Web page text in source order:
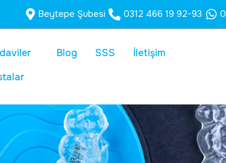
Beytepe Şubesi 0312 466 19 92-93
Blog SSS
İletişim